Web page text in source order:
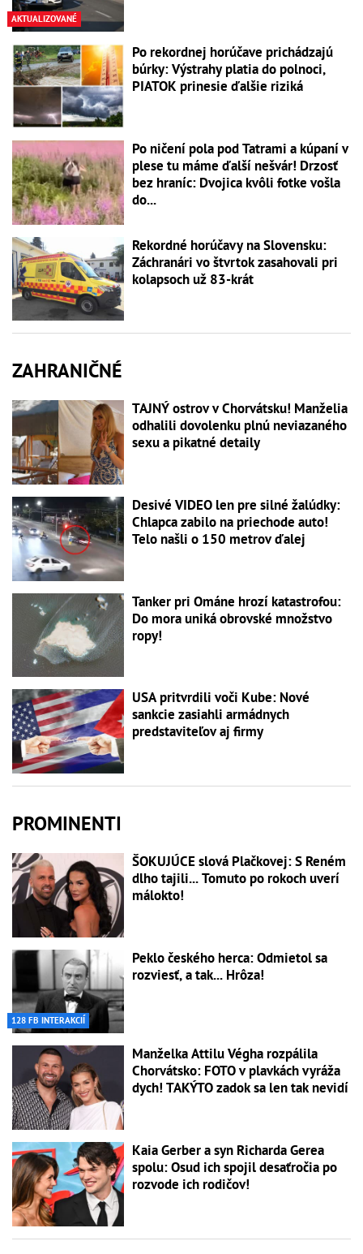
AKTUALIZOVANÉ
Po rekordnej horúčave prichádzajú
búrky: Výstrahy platia do polnoci,
PIATOK prinesie ďalšie riziká
Po ničení pola pod Tatrami a kúpaní v
plese tu máme ďalší nešvár! Drzosť
bez hraníc: Dvojica kvôli fotke vošla
do...
Rekordné horúčavy na Slovensku:
Záchranári vo štvrtok zasahovali pri
kolapsoch už 83-krát
ZAHRANIČNÉ
TAJNÝ ostrov v Chorvátsku! Manželia
odhalili dovolenku plnú neviazaného
sexu a pikatné detaily
Desivé VIDEO len pre silné žalúdky:
Chlapca zabilo na priechode auto!
Telo našli o 150 metrov ďalej
Tanker pri Ománe hrozí katastrofou:
Do mora uniká obrovské množstvo
ropy!
USA pritvrdili voči Kube: Nové
sankcie zasiahli armádnych
predstaviteľov aj firmy
PROMINENTI
ŠOKUJÚCE slová Plačkovej: S Reném
dlho tajili... Tomuto po rokoch uverí
málokto!
128 FB INTERAKCIÍ
Peklo českého herca: Odmietol sa
rozviesť, a tak... Hrôza!
Manželka Attilu Végha rozpálila
Chorvátsko: FOTO v plavkách vyráža
dych! TAKÝTO zadok sa len tak nevidí
Kaia Gerber a syn Richarda Gerea
spolu: Osud ich spojil desaťročia po
rozvode ich rodičov!